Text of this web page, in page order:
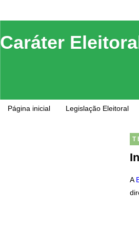
Caráter
Página inicial Legislação Eleitoral
A